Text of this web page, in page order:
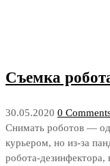
Съемка
30.05.2020 0
Снимать роботов —
курьером, но из-за
робота-дезинфектора,